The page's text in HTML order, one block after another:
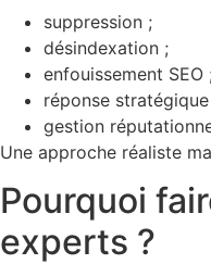
suppression ;
désindexation ;
enfouissement SEO
réponse
gestion
Une approche réaliste
Pourquoi
experts ?